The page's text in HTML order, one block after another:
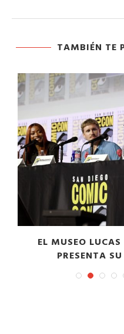
TAMBIÉN TE
EL MUSEO
PRESENTA